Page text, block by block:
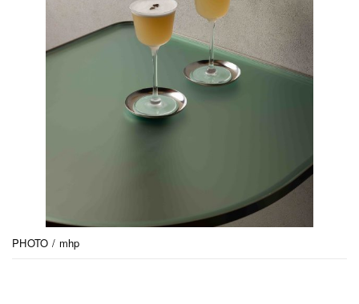
PHOTO / mhp